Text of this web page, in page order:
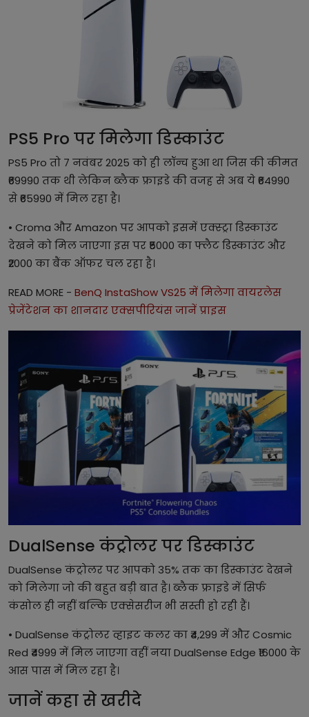
PS5 Pro पर मिलेगा डिस्काउंट
PS5 Pro तो 7 नवंबर 2025 को ही लॉन्च हुआ था जिस की कीमत
₹69990 तक थी लेकिन ब्लैक फ्राइडे की वजह से अब ये ₹64990
से ₹65990 में मिल रहा है।
• Croma और Amazon पर आपको इसमें एक्स्ट्रा डिस्काउंट
देखने को मिल जाएगा इस पर ₹5000 का फ्लैट डिस्काउंट और
₹2000 का बैंक ऑफर चल रहा है।
READ MORE - BenQ InstaShow VS25 में मिलेगा वायरलेस
प्रेजेंटेशन का शानदार एक्सपीरियंस जानें प्राइस
DualSense कंट्रोलर पर डिस्काउंट
DualSense कंट्रोलर पर आपको 35% तक का डिस्काउंट देखने
को मिलेगा जो की बहुत बड़ी बात है। ब्लैक फ्राइडे में सिर्फ
कंसोल ही नहीं बल्कि एक्सेसरीज भी सस्ती हो रही हैं।
• DualSense कंट्रोलर व्हाइट कलर का ₹4,299 में और Cosmic
Red ₹4999 में मिल जाएगा वहीं नया DualSense Edge ₹16000 के
आस पास में मिल रहा है।
जानें कहा से खरीदे